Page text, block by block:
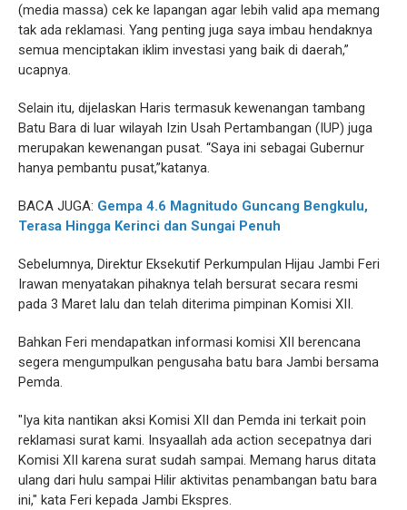
(media massa) cek ke lapangan agar lebih valid apa memang
tak ada reklamasi. Yang penting juga saya imbau hendaknya
semua menciptakan iklim investasi yang baik di daerah,”
ucapnya.
Selain itu, dijelaskan Haris termasuk kewenangan tambang
Batu Bara di luar wilayah Izin Usah Pertambangan (IUP) juga
merupakan kewenangan pusat. “Saya ini sebagai Gubernur
hanya pembantu pusat,”katanya.
BACA JUGA: Gempa 4.6 Magnitudo Guncang Bengkulu,
Terasa Hingga Kerinci dan Sungai Penuh
Sebelumnya, Direktur Eksekutif Perkumpulan Hijau Jambi Feri
Irawan menyatakan pihaknya telah bersurat secara resmi
pada 3 Maret lalu dan telah diterima pimpinan Komisi XII.
Bahkan Feri mendapatkan informasi komisi XII berencana
segera mengumpulkan pengusaha batu bara Jambi bersama
Pemda.
"Iya kita nantikan aksi Komisi XII dan Pemda ini terkait poin
reklamasi surat kami. Insyaallah ada action secepatnya dari
Komisi XII karena surat sudah sampai. Memang harus ditata
ulang dari hulu sampai Hilir aktivitas penambangan batu bara
ini," kata Feri kepada Jambi Ekspres.